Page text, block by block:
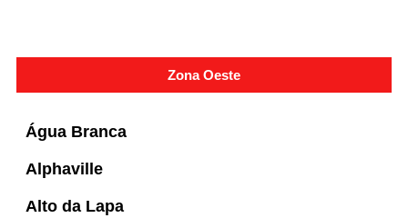
Zona Oeste
Água Branca
Alphaville
Alto da Lapa